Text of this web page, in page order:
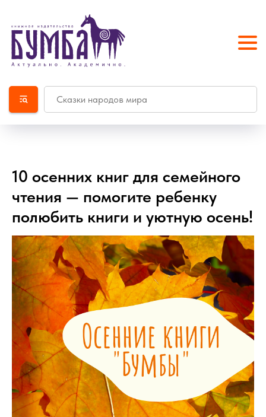
10 осенних книг для семейного
чтения — помогите ребенку
полюбить книги и уютную осень!